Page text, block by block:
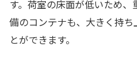
す。荷室の床面が低いため
備のコンテナも、大きく持
とができます。